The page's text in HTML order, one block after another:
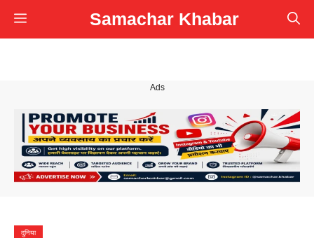
Skip
to
Samachar Khabar
Menu
Ads
दुनिया